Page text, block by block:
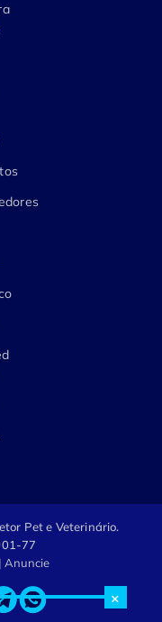
×
Pet e Veterinário.
77
| Anuncie